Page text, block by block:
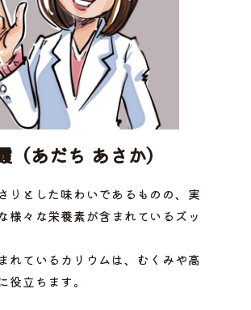
（あだち あさか）
りとした味わいであるものの、実
様々な栄養素が含まれているズッ
れているカリウムは、むくみや高
役立ちます。